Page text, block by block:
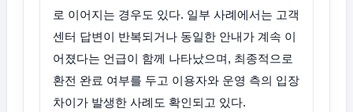
로 이어지는 경우도 있다. 일부 사례에서는 고객
센터 답변이 반복되거나 동일한 안내가 계속 이
어졌다는 언급이 함께 나타났으며, 최종적으로
환전 완료 여부를 두고 이용자와 운영 측의 입장
차이가 발생한 사례도 확인되고 있다.